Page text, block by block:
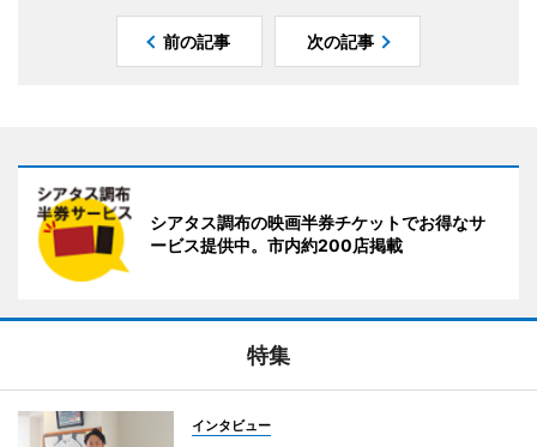
前の記事 次の記事
シアタス調布の映画半券チケットでお得なサ
ービス提供中。市内約200店掲載
特集
インタビュー